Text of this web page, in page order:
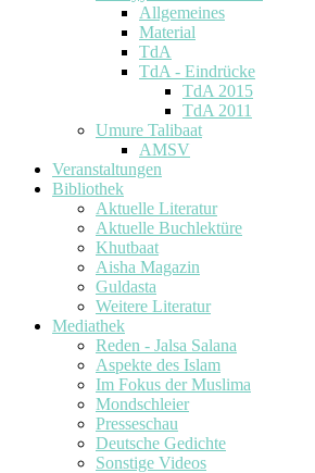
Allgemeines
Material
TdA
TdA - Eindrücke
TdA 2015
TdA 2011
Umure Talibaat
AMSV
Veranstaltungen
Bibliothek
Aktuelle Literatur
Aktuelle Buchlektüre
Khutbaat
Aisha Magazin
Guldasta
Weitere Literatur
Mediathek
Reden - Jalsa Salana
Aspekte des Islam
Im Fokus der Muslima
Mondschleier
Presseschau
Deutsche Gedichte
Sonstige Videos